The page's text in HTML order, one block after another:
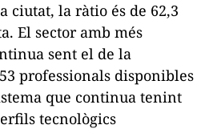
ciutat, la ràtio és de 62,3
El sector amb més
sent el de la
professionals disponibles
que continua tenint
tecnològics